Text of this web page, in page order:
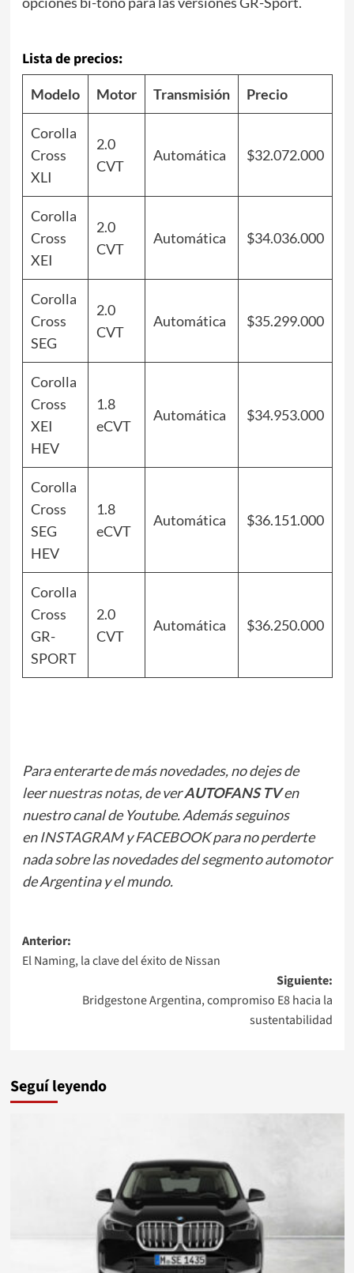
Lista de precios:
Modelo Motor Transmisión Precio
Corolla
Cross
XLI
2.0
CVT
Automática $32.072.000
Corolla
Cross
XEI
2.0
CVT
Automática $34.036.000
Corolla
Cross
SEG
2.0
CVT
Automática $35.299.000
Corolla
Cross
XEI
HEV
1.8
eCVT
Automática $34.953.000
Corolla
Cross
SEG
HEV
1.8
eCVT
Automática $36.151.000
Corolla
Cross
GR-
SPORT
2.0
CVT
Automática $36.250.000
Para enterarte de más novedades, no dejes de
leernuestras notas, de ver AUTOFANS TVen
nuestro canal de Youtube. Además seguinos
enINSTAGRAMyFACEBOOKpara no perderte
nada sobre las novedades del segmento automotor
de Argentina y el mundo.
Navegación
de
entradas
Anterior:
El Naming, la clave del éxito de Nissan
Siguiente:
Bridgestone Argentina, compromiso E8 hacia la
sustentabilidad
Seguí leyendo